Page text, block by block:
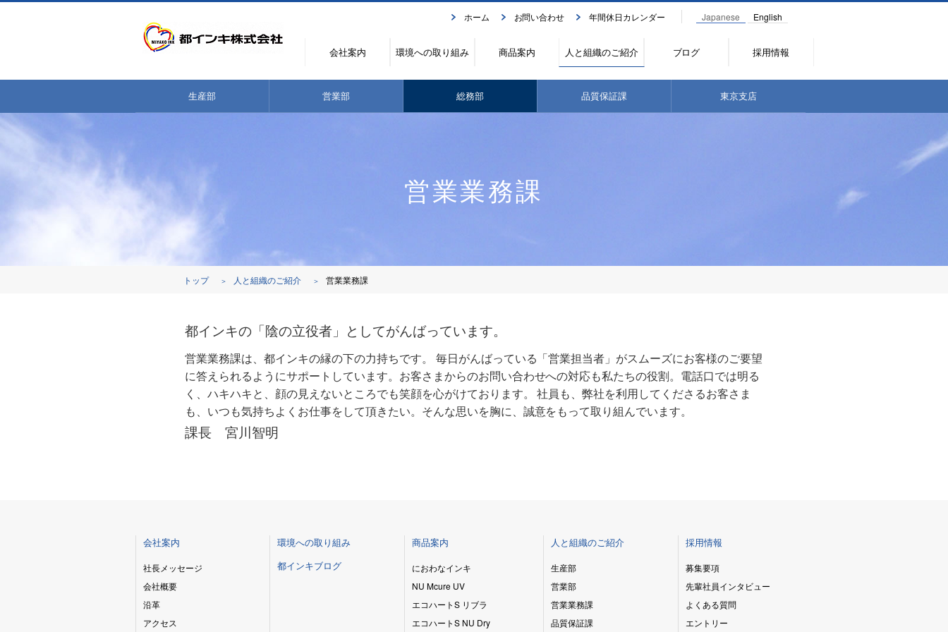
ホーム お問い合わせ 年間休日カレンダー Japanese English
会社案内 環境への取り組み 商品案内 人と組織のご紹介 ブログ 採用情報
生産部 営業部 総務部 品質保証課 東京支店
営業業務課
トップ 人と組織のご紹介 営業業務課
都インキの「陰の立役者」としてがんばっています。
営業業務課は、都インキの縁の下の力持ちです。 毎日がんばっている「営業担当者」がスムーズにお客様のご要望
に答えられるようにサポートしています。お客さまからのお問い合わせへの対応も私たちの役割。電話口では明る
く、ハキハキと、顔の見えないところでも笑顔を心がけております。 社員も、弊社を利用してくださるお客さま
も、いつも気持ちよくお仕事をして頂きたい。そんな思いを胸に、誠意をもって取り組んでいます。
課長 宮川智明
会社案内
社長メッセージ
会社概要
沿革
アクセス
環境への取り組み
都インキブログ
商品案内
におわなインキ
NU Mcure UV
エコハートS リブラ
エコハートS NU Dry
人と組織のご紹介
生産部
営業部
営業業務課
品質保証課
採用情報
募集要項
先輩社員インタビュー
よくある質問
エントリー